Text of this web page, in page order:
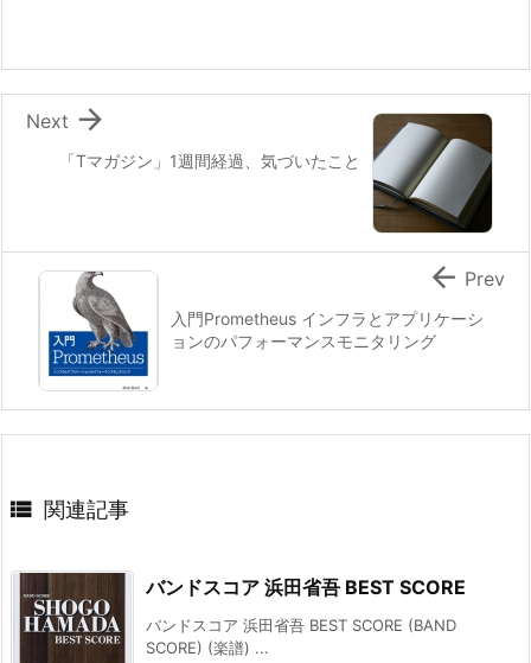
「Tマガジン」1週間経過、気づいたこと

Next
入門Prometheus インフラとアプリケーシ
ョンのパフォーマンスモニタリング
 Prev
 関連記事
バンドスコア 浜田省吾 BEST SCORE
バンドスコア 浜田省吾 BEST SCORE (BAND
SCORE) (楽譜) ...